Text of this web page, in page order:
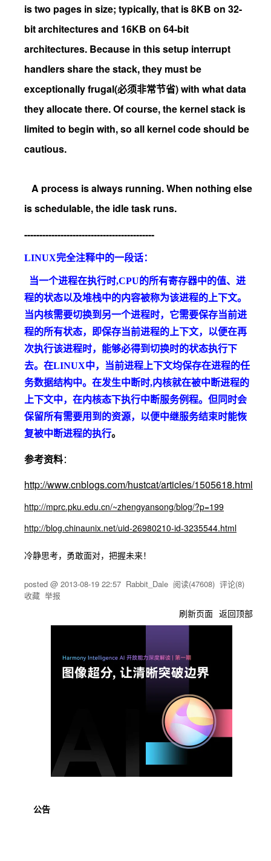
is two pages in size; typically, that is 8KB on 32-
bit architectures and 16KB on 64-bit
architectures. Because in this setup interrupt
handlers share the stack, they must be
exceptionally frugal(必须非常节省) with what data
they allocate there. Of course, the kernel stack is
limited to begin with, so all kernel code should be
cautious.
A process is always running. When nothing else
is schedulable, the idle task runs.
-------------------------------------------
LINUX完全注释中的一段话：
当一个进程在执行时,CPU的所有寄存器中的值、进
程的状态以及堆栈中的内容被称为该进程的上下文。
当内核需要切换到另一个进程时，它需要保存当前进
程的所有状态，即保存当前进程的上下文，以便在再
次执行该进程时，能够必得到切换时的状态执行下
去。在LINUX中，当前进程上下文均保存在进程的任
务数据结构中。在发生中断时,内核就在被中断进程的
上下文中，在内核态下执行中断服务例程。但同时会
保留所有需要用到的资源，以便中继服务结束时能恢
复被中断进程的执行。
参考资料：
http://www.cnblogs.com/hustcat/articles/1505618.html
http://mprc.pku.edu.cn/~zhengyansong/blog/?p=199
http://blog.chinaunix.net/uid-26980210-id-3235544.html
冷静思考，勇敢面对，把握未来！
posted @ 2013-08-19 22:57 Rabbit_Dale 阅读(47608) 评论(8)
收藏 举报
刷新页面 返回顶部
公告